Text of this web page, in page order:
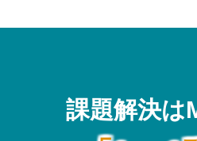
課題解決は